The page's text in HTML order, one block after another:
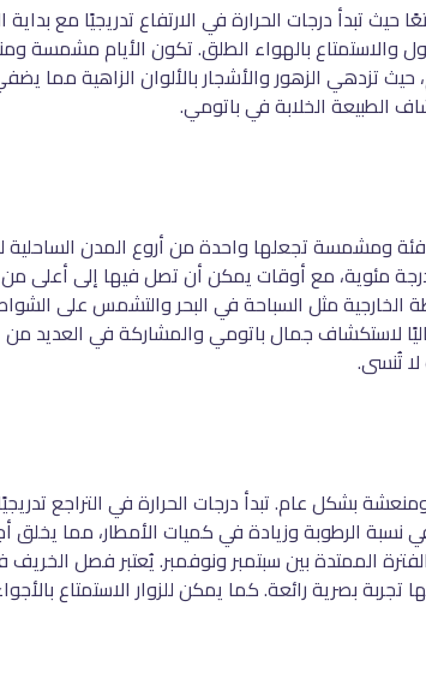
والاستمتاع بالهواء الطلق. تكون الأيام
تزدهي الزهور والأشجار بالألوان الزاهية مما
الطبيعة الخلابة في باتومي.
تجعلها واحدة من أروع المدن الساحلية
الصيف إلى متوسط يتراوح بين 25 إلى 30 درجة مئوية، مع أوقات
الخارجية مثل السباحة في البحر والتشمس على
لاستكشاف جمال باتومي والمشاركة في العديد
تُنسى.
بشكل عام. تبدأ درجات الحرارة في التراجع
في نسبة الرطوبة وزيادة في كميات الأمطار،
الممتدة بين سبتمبر ونوفمبر. يُعتبر فصل الخريف
تجربة بصرية رائعة. كما يمكن للزوار الاستمتاع